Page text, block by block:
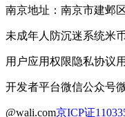
南京地址：南京市建邺
未成年人防沉迷系统米
用户应用权限隐私协议
开发者平台微信公众号
@wali.com京ICP证